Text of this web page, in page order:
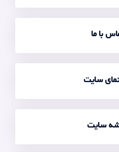
با ما
سایت
سایت